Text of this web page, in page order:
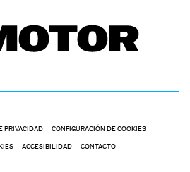
PRIVACIDAD CONFIGURACIÓN DE COOKIES
ACCESIBILIDAD CONTACTO